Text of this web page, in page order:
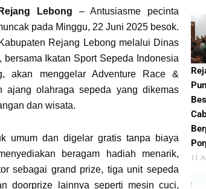
Lebong – Antusiasme pecinta
pada Minggu, 22 Juni 2025 besok.
Rejang Lebong melalui Dinas
bersama Ikatan Sport Sepeda Indonesia
akan menggelar Adventure Race &
ajang olahraga sepeda yang dikemas
dan wisata.
umum dan digelar gratis tanpa biaya
beragam hadiah menarik,
sebagai grand prize, tiga unit sepeda
doorprize lainnya seperti mesin cuci,
11